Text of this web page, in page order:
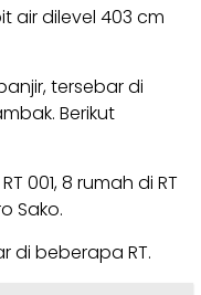
air dilevel 403 cm
tersebar di
Berikut
001, 8 rumah di RT
Sako.
di beberapa RT.